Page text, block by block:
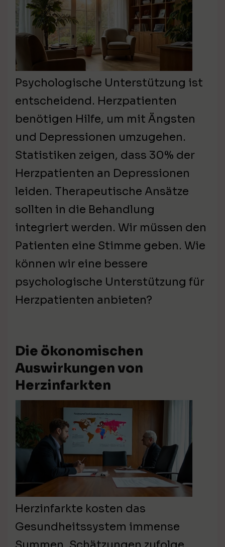
Psychologische Unterstützung ist
entscheidend. Herzpatienten
benötigen Hilfe, um mit Ängsten
und Depressionen umzugehen.
Statistiken zeigen, dass 30% der
Herzpatienten an Depressionen
leiden. Therapeutische Ansätze
sollten in die Behandlung
integriert werden. Wir müssen den
Patienten eine Stimme geben. Wie
können wir eine bessere
psychologische Unterstützung für
Herzpatienten anbieten?
Die ökonomischen
Auswirkungen von
Herzinfarkten
Herzinfarkte kosten das
Gesundheitssystem immense